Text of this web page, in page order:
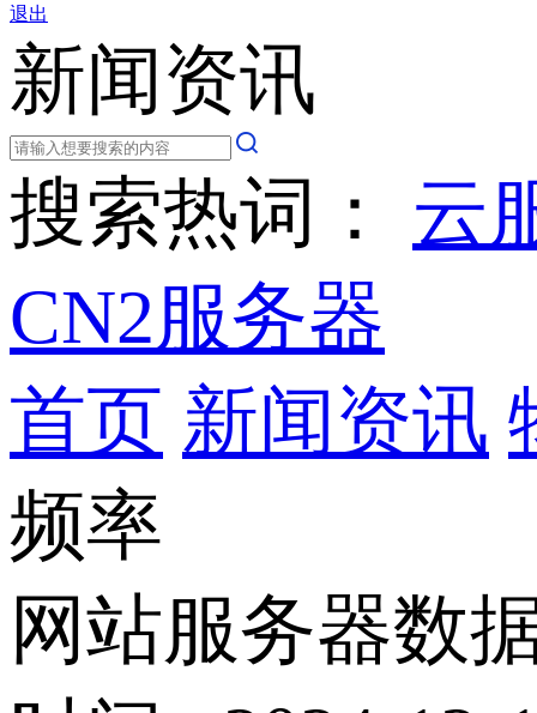
退出
新闻资讯
搜索热词： 云
CN2服务器
首页 新闻资讯
频率
网站服务器数